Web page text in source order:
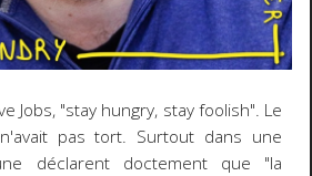
Jobs, "stay hungry, stay foolish". Le
pas tort. Surtout dans une
déclarent doctement que "la